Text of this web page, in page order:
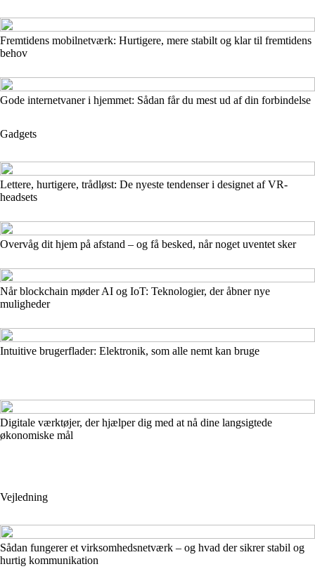
Fremtidens mobilnetværk: Hurtigere, mere stabilt og klar til fremtidens
behov
Gode internetvaner i hjemmet: Sådan får du mest ud af din forbindelse
Gadgets
Lettere, hurtigere, trådløst: De nyeste tendenser i designet af VR-
headsets
Overvåg dit hjem på afstand – og få besked, når noget uventet sker
Når blockchain møder AI og IoT: Teknologier, der åbner nye
muligheder
Intuitive brugerflader: Elektronik, som alle nemt kan bruge
Digitale værktøjer, der hjælper dig med at nå dine langsigtede
økonomiske mål
Vejledning
Sådan fungerer et virksomhedsnetværk – og hvad der sikrer stabil og
hurtig kommunikation